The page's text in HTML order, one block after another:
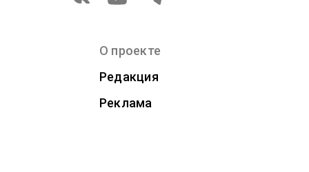
О проекте
Редакция
Реклама